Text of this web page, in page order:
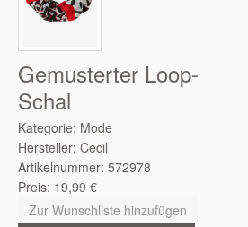
Gemusterter Loop-
Schal
Kategorie: Mode
Hersteller: Cecil
Artikelnummer: 572978
Preis: 19,99 €
Zur Wunschliste hinzufügen